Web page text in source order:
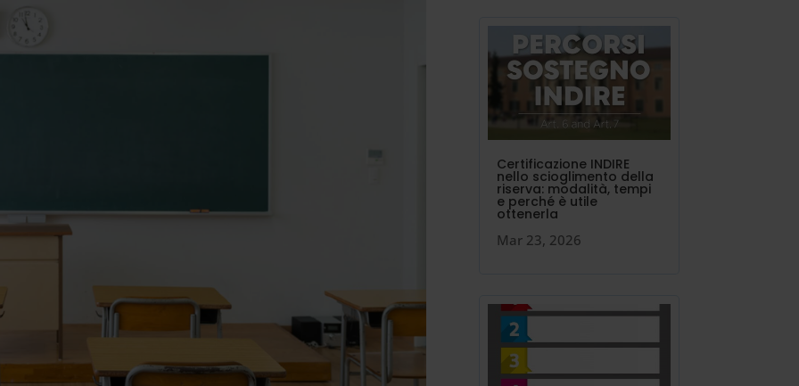
Certificazione INDIRE
nello scioglimento della
riserva: modalità, tempi
e perché è utile
ottenerla
Mar 23, 2026